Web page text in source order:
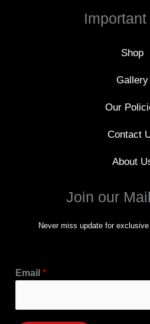
o
Shop
Gallery
Our
Contact
About
Join our
Never miss update for
Email *